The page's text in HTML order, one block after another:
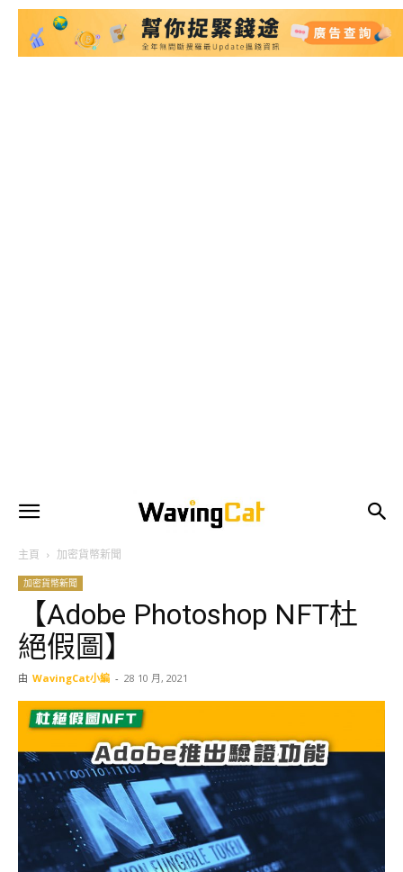
主頁 加密貨幣新聞
加密貨幣新聞
【Adobe Photoshop NFT杜
絕假圖】
由 WavingCat小編 - 28 10 月, 2021